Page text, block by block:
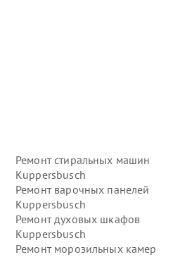
Ремонт стиральных машин
Kuppersbusch
Ремонт варочных панелей
Kuppersbusch
Ремонт духовых шкафов
Kuppersbusch
Ремонт морозильных камер